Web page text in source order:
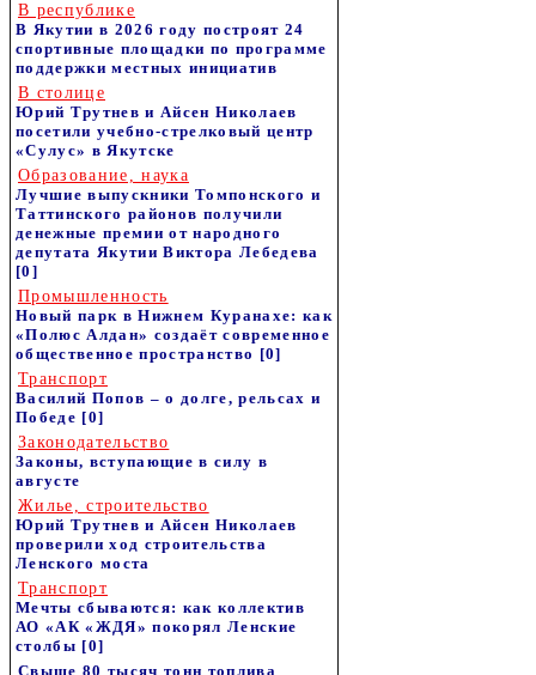
В республике
В Якутии в 2026 году построят 24
спортивные площадки по программе
поддержки местных инициатив
В столице
Юрий Трутнев и Айсен Николаев
посетили учебно-стрелковый центр
«Сулус» в Якутске
Образование, наука
Лучшие выпускники Томпонского и
Таттинского районов получили
денежные премии от народного
депутата Якутии Виктора Лебедева
[0]
Промышленность
Новый парк в Нижнем Куранахе: как
«Полюс Алдан» создаёт современное
общественное пространство [0]
Транспорт
Василий Попов – о долге, рельсах и
Победе [0]
Законодательство
Законы, вступающие в силу в
августе
Жилье, строительство
Юрий Трутнев и Айсен Николаев
проверили ход строительства
Ленского моста
Транспорт
Мечты сбываются: как коллектив
АО «АК «ЖДЯ» покорял Ленские
столбы [0]
Свыше 80 тысяч тонн топлива